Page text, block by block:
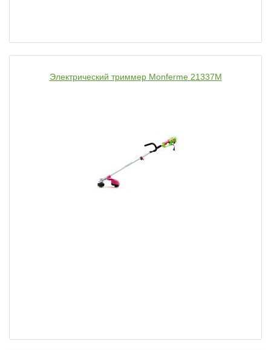
Электрический триммер Monferme 21337M